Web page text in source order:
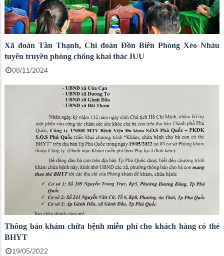
Xã đoàn Tân Thạnh, Chi đoàn Đồn Biên Phòng Xẻo Nhàu
tuyên truyền phòng chống khai thác IUU
08/11/2024
Thông báo khám chữa bệnh miễn phí cho khách hàng có thẻ
BHYT
19/05/2022